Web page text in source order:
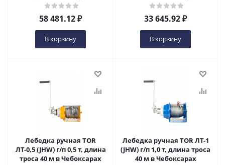
58 481.12₽
В корзину
33 645.92₽
В корзину
Лебедка ручная TOR
ЛТ-0,5 (JHW) г/п 0,5 т, длина
троса 40 м в Чебоксарах
Лебедка ручная TOR ЛТ-1
(JHW) г/п 1,0 т, длина троса
40 м в Чебоксарах